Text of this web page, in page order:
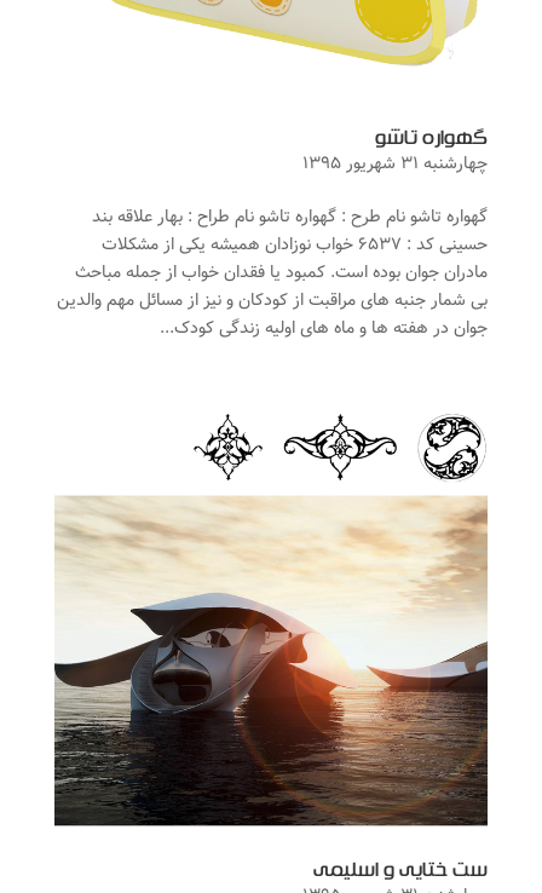
گهواره تاشو
چهارشنبه ۳۱ شهریور ۱۳۹۵
گهواره تاشو نام طرح : گهواره تاشو نام طراح : بهار علاقه بند
حسینی کد : ۶۵۳۷ خواب نوزادان همیشه یکی از مشکلات
مادران جوان بوده است. کمبود یا فقدان خواب از جمله مباحث
بی شمار جنبه های مراقبت از کودکان و نیز از مسائل مهم والدین
جوان در هفته ها و ماه های اولیه زندگی کودک...
ست ختایی و اسلیمی